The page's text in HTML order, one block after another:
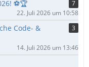
⚽🏆
7
22. Juli 2026 um 10:58
Code- &
3
14. Juli 2026 um 13:46